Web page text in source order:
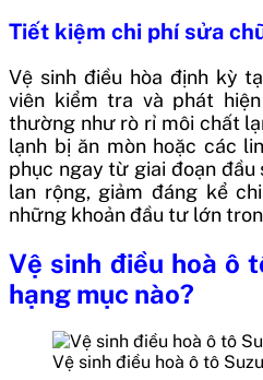
Tiết kiệm chi phí sửa
Vệ sinh điều hòa định kỳ
viên kiểm tra và phát
thường như rò rỉ môi chất
lạnh bị ăn mòn hoặc các
phục ngay từ giai đoạn đầu
lan rộng, giảm đáng kể
những khoản đầu tư lớn
Vệ sinh điều hoà ô
hạng mục nào?
Vệ sinh điều hoà ô tô